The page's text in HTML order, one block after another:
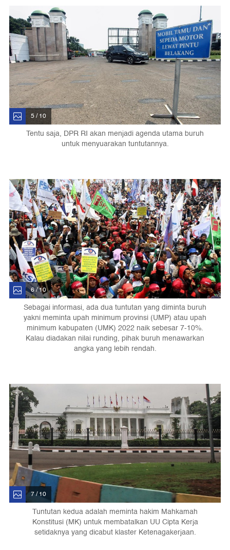
5 / 10
Tentu saja, DPR RI akan menjadi agenda utama buruh
untuk menyuarakan tuntutannya.
6 / 10
Sebagai informasi, ada dua tuntutan yang diminta buruh
yakni meminta upah minimum provinsi (UMP) atau upah
minimum kabupaten (UMK) 2022 naik sebesar 7-10%.
Kalau diadakan nilai runding, pihak buruh menawarkan
angka yang lebih rendah.
7 / 10
Tuntutan kedua adalah meminta hakim Mahkamah
Konstitusi (MK) untuk membatalkan UU Cipta Kerja
setidaknya yang dicabut klaster Ketenagakerjaan.